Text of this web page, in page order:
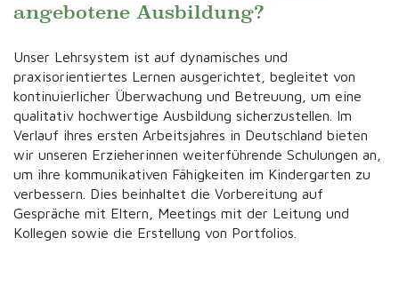
angebotene Ausbildung?
Unser Lehrsystem ist auf dynamisches und
praxisorientiertes Lernen ausgerichtet, begleitet von
kontinuierlicher Überwachung und Betreuung, um eine
qualitativ hochwertige Ausbildung sicherzustellen. Im
Verlauf ihres ersten Arbeitsjahres in Deutschland bieten
wir unseren Erzieherinnen weiterführende Schulungen an,
um ihre kommunikativen Fähigkeiten im Kindergarten zu
verbessern. Dies beinhaltet die Vorbereitung auf
Gespräche mit Eltern, Meetings mit der Leitung und
Kollegen sowie die Erstellung von Portfolios.